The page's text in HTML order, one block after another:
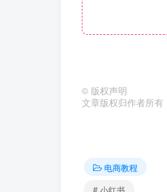
© 版权声明
文章版权归作者所有
电商教程
# 小红书